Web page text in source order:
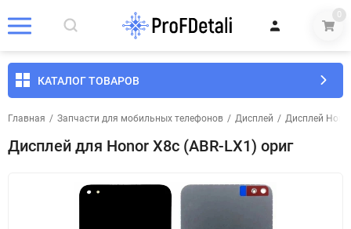
0
КАТАЛОГ ТОВАРОВ
Главная / Запчасти для мобильных телефонов / Дисплей / Дисплей
Дисплей для Honor X8c (ABR-LX1) ориг